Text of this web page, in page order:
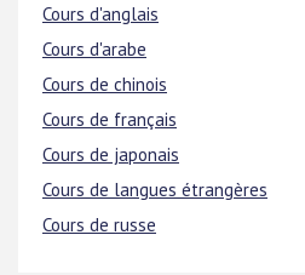
Cours d'anglais
Cours d'arabe
Cours de chinois
Cours de français
Cours de japonais
Cours de langues étrangères
Cours de russe